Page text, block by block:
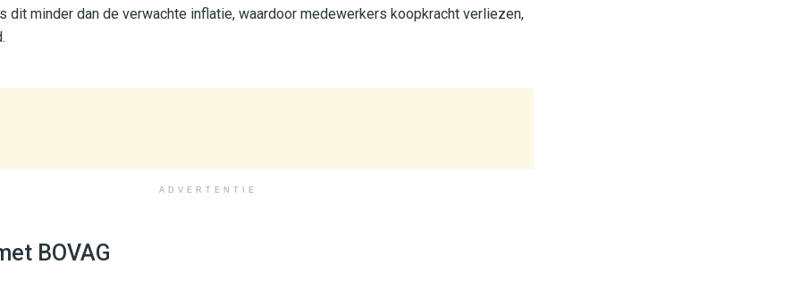
dit minder dan de verwachte inflatie, waardoor medewerkers koopkracht verliezen,
ADVERTENTIE
BOVAG